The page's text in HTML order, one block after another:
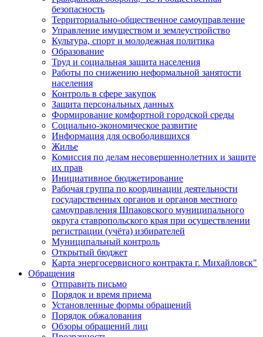
безопасность
Территориально-общественное самоуправление
Управление имуществом и землеустройство
Культура, спорт и молодежная политика
Образование
Труд и социальная защита населения
Работы по снижению неформальной занятости
населения
Контроль в сфере закупок
Защита персональных данных
Формирование комфортной городской среды
Социально-экономическое развитие
Информация для освободившихся
Жилье
Комиссия по делам несовершеннолетних и защите
их прав
Инициативное бюджетирование
Рабочая группа по координации деятельности
государственных органов и органов местного
самоуправления Шпаковского муниципального
округа ставропольского края при осуществлении
регистрации (учёта) избирателей
Муниципальный контроль
Открытый бюджет
Карта энергосервисного контракта г. Михайловск"
Обращения
Отправить письмо
Порядок и время приема
Установленные формы обращений
Порядок обжалования
Обзоры обращений лиц